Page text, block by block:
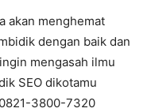
akan menghemat
dengan baik dan
mengasah ilmu
SEO dikotamu
3800-7320